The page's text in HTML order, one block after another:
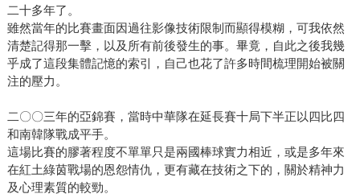
二十多年了。
雖然當年的比賽畫面因過往影像技術限制而顯得模糊，可我依然
清楚記得那一擊，以及所有前後發生的事。畢竟，自此之後我幾
乎成了這段集體記憶的索引，自己也花了許多時間梳理開始被關
注的壓力。
二〇〇三年的亞錦賽，當時中華隊在延長賽十局下半正以四比四
和南韓隊戰成平手。
這場比賽的膠著程度不單單只是兩國棒球實力相近，或是多年來
在紅土綠茵戰場的恩怨情仇，更有藏在技術之下的，關於精神力
及心理素質的較勁。